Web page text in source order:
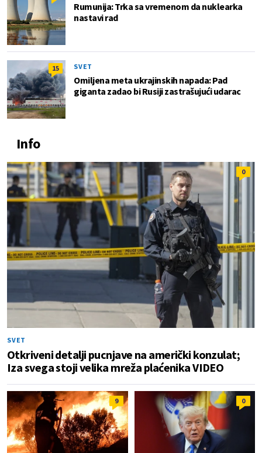
Rumunija: Trka sa vremenom da nuklearka
nastavi rad
15 SVET
Omiljena meta ukrajinskih napada: Pad
giganta zadao bi Rusiji zastrašujući udarac
Info
0
SVET
Otkriveni detalji pucnjave na američki konzulat;
Iza svega stoji velika mreža plaćenika VIDEO
9 0